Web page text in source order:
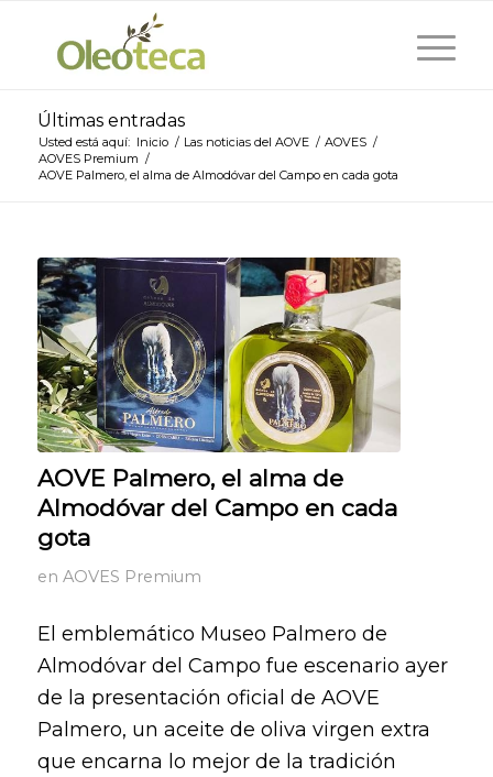
Últimas entradas
Usted está aquí: Inicio / Las noticias del AOVE / AOVES /
AOVES Premium /
AOVE Palmero, el alma de Almodóvar del Campo en cada gota
AOVE Palmero, el alma de
Almodóvar del Campo en cada
gota
en AOVES Premium
El emblemático Museo Palmero de
Almodóvar del Campo fue escenario ayer
de la presentación oficial de AOVE
Palmero, un aceite de oliva virgen extra
que encarna lo mejor de la tradición